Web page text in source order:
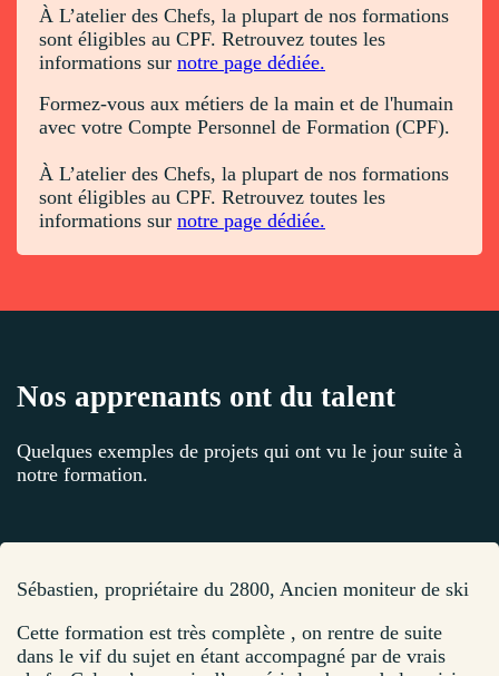
À L’atelier des Chefs, la plupart de nos formations
sont éligibles au CPF. Retrouvez toutes les
informations sur notre page dédiée.
Formez-vous aux métiers de la main et de l'humain
avec votre Compte Personnel de Formation (CPF).
À L’atelier des Chefs, la plupart de nos formations
sont éligibles au CPF. Retrouvez toutes les
informations sur notre page dédiée.
Nos apprenants ont du talent
Quelques exemples de projets qui ont vu le jour suite à
notre formation.
Sébastien, propriétaire du 2800, Ancien moniteur de ski
Cette formation est très complète , on rentre de suite
dans le vif du sujet en étant accompagné par de vrais